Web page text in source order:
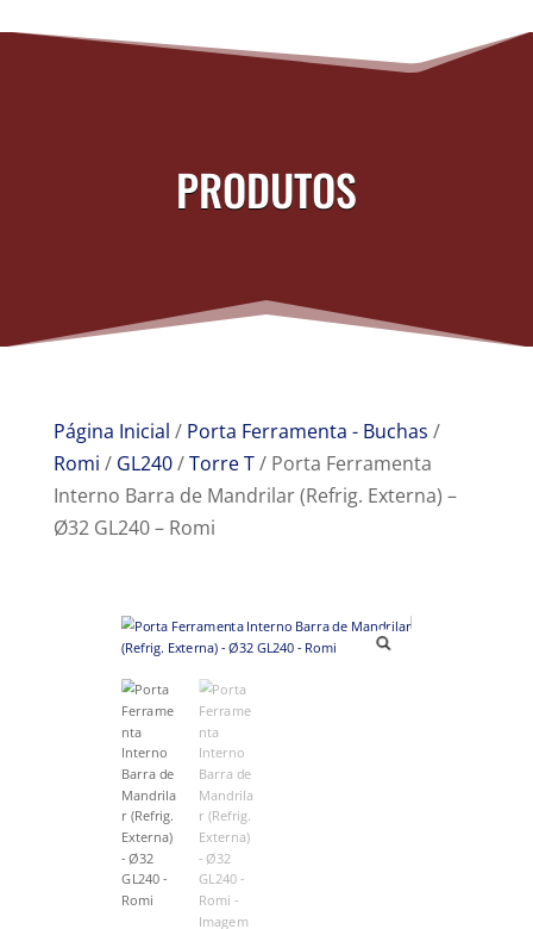
PRODUTOS
Página Inicial / Porta Ferramenta - Buchas /
Romi / GL240/Torre T/ Porta Ferramenta
Interno Barra de Mandrilar (Refrig. Externa) –
Ø32 GL240 – Romi